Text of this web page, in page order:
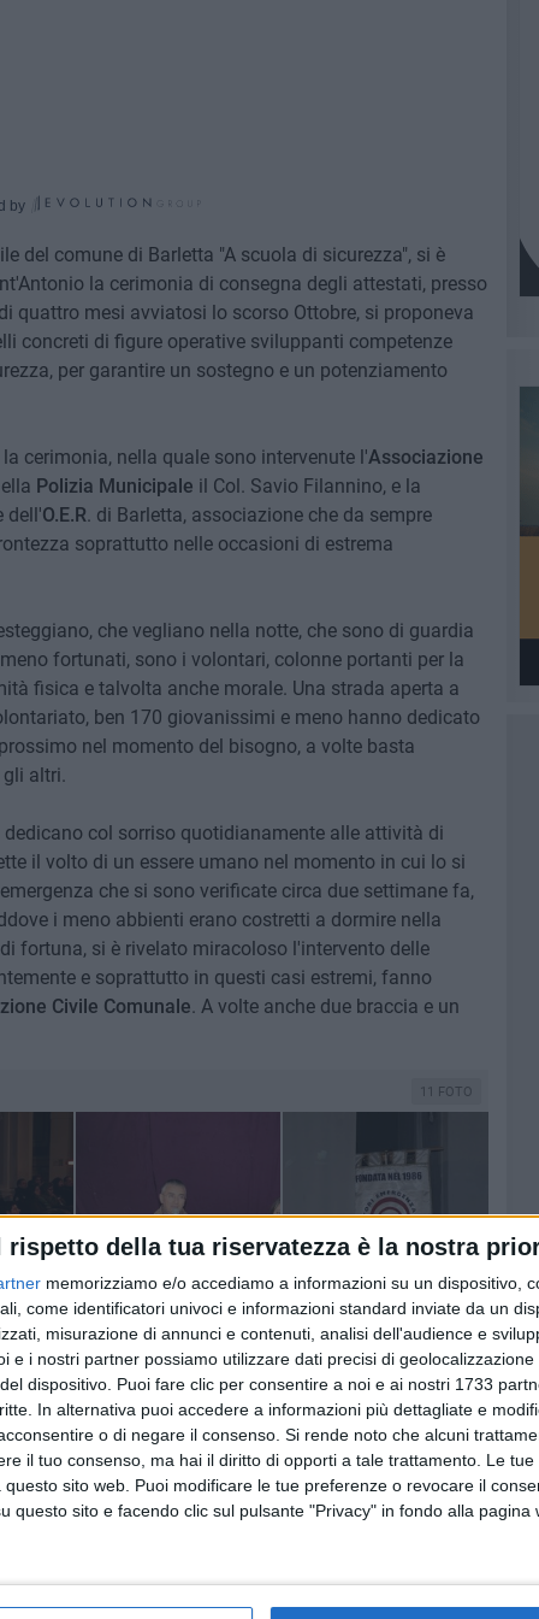
rispetto della tua riservatezza è la nostra
memorizziamo e/o accediamo a informazioni su un dispositivo,
come identificatori univoci e informazioni standard inviate da un
misurazione di annunci e contenuti, analisi dell'audience e
e i nostri partner possiamo utilizzare dati precisi di
dispositivo. Puoi fare clic per consentire a noi e ai nostri 1733
In alternativa puoi accedere a informazioni più dettagliate e
o di negare il consenso. Si rende noto che alcuni
il tuo consenso, ma hai il diritto di opporti a tale trattamento. Le
sito web. Puoi modificare le tue preferenze o revocare il
questo sito e facendo clic sul pulsante "Privacy" in fondo alla pagina
by
del comune di Barletta "A scuola di sicurezza", si è
la cerimonia di consegna degli attestati, presso
quattro mesi avviatosi lo scorso Ottobre, si proponeva
concreti di figure operative sviluppanti competenze
per garantire un sostegno e un potenziamento
cerimonia, nella quale sono intervenute l'Associazione
Polizia Municipale il Col. Savio Filannino, e la
dell'O.E.R. di Barletta, associazione che da sempre
soprattutto nelle occasioni di estrema
che vegliano nella notte, che sono di guardia
fortunati, sono i volontari, colonne portanti per la
fisica e talvolta anche morale. Una strada aperta a
ben 170 giovanissimi e meno hanno dedicato
nel momento del bisogno, a volte basta
altri.
col sorriso quotidianamente alle attività di
il volto di un essere umano nel momento in cui lo si
che si sono verificate circa due settimane fa,
i meno abbienti erano costretti a dormire nella
fortuna, si è rivelato miracoloso l'intervento delle
e soprattutto in questi casi estremi, fanno
Civile Comunale. A volte anche due braccia e un
11 FOTO